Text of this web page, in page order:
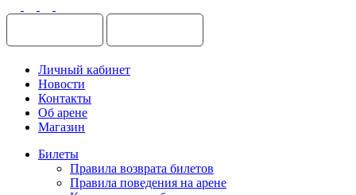
Личный кабинет
Новости
Контакты
Об арене
Магазин
Билеты
Правила возврата билетов
Правила поведения на арене